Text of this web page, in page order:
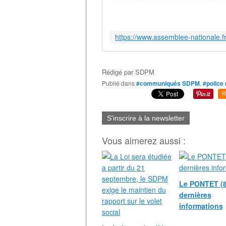
Rédigé parSDPM
Publié dans#communiqués SDPM, #police
S'inscrire à la newsletter
Vous aimerez aussi :
Le PONTET
dernières
informations